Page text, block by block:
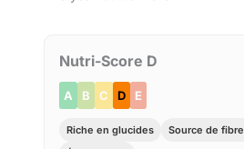
Nutri-Score D
A B C D E
Riche en glucides Source de